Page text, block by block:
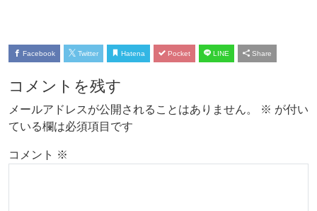
Facebook Twitter Hatena Pocket LINE Share
コメントを残す
メールアドレスが公開されることはありません。 ※ が付い
ている欄は必須項目です
コメント ※